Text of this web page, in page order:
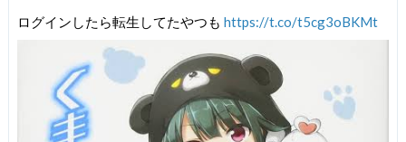
ログインしたら転生してたやつも https://t.co/t5cg3oBKMt